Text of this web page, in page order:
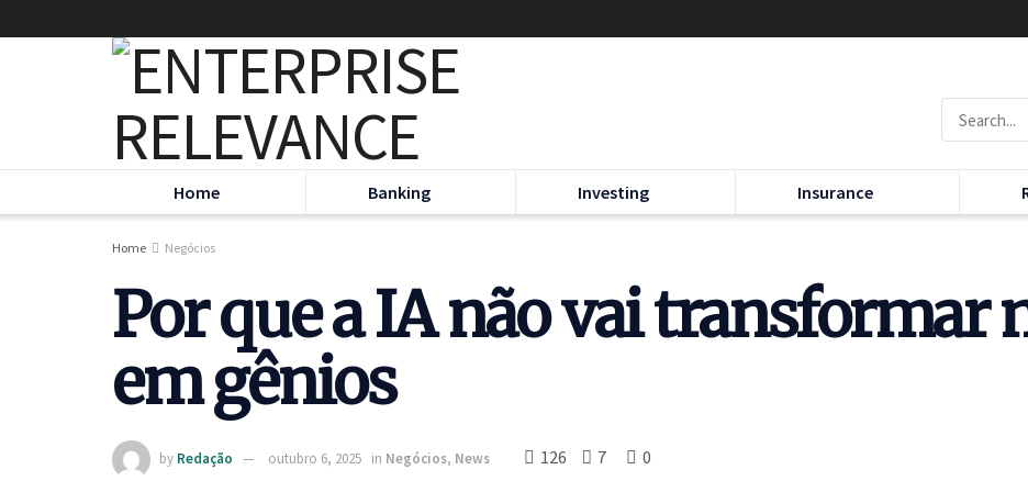
Home Banking Investing Insurance
Home Negócios
Por que a IA não vai transformar
em gênios
by Redação outubro 6, 2025 in Negócios, News 126 7 0